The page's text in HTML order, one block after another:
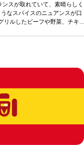
ーシェ 100%*本ヴィンテージ
動的に次のヴィンテージに変
スが取れていて、素晴らしく
なスパイスのニュアンスが口
リルしたビーフや野菜、チキ